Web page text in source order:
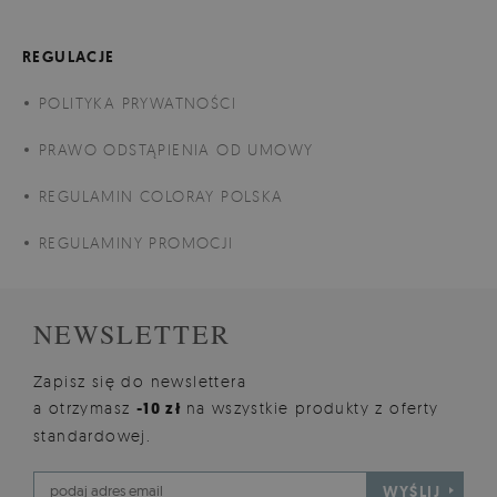
REGULACJE
POLITYKA PRYWATNOŚCI
PRAWO ODSTĄPIENIA OD UMOWY
REGULAMIN COLORAY POLSKA
REGULAMINY PROMOCJI
NEWSLETTER
Zapisz się do newslettera
a otrzymasz -10 zł na wszystkie produkty z oferty
standardowej.
WYŚLIJ